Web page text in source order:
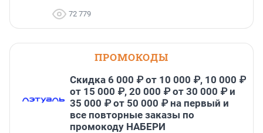
72 779
ПРОМОКОДЫ
Скидка 6 000 ₽ от 10 000 ₽, 10 000 ₽
от 15 000 ₽, 20 000 ₽ от 30 000 ₽ и
35 000 ₽ от 50 000 ₽ на первый и
все повторные заказы по
промокоду НАБЕРИ